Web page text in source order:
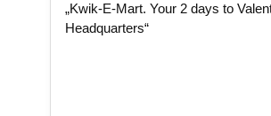
„Kwik-E-Mart. Your 2 days to
Headquarters“